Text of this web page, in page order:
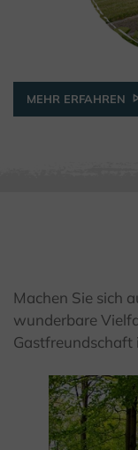
MEHR ERFAHREN
Machen Sie sich
wunderbare
Gastfreundschaft